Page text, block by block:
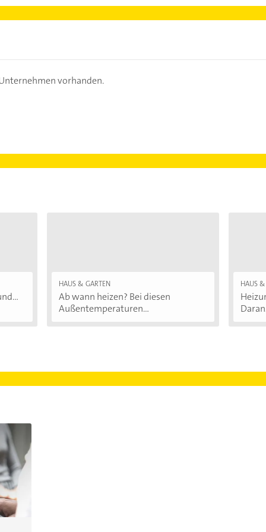
vorhanden.
HAUS & GARTEN
Ab wann heizen? Bei diesen
Außentemperaturen...
HAUS